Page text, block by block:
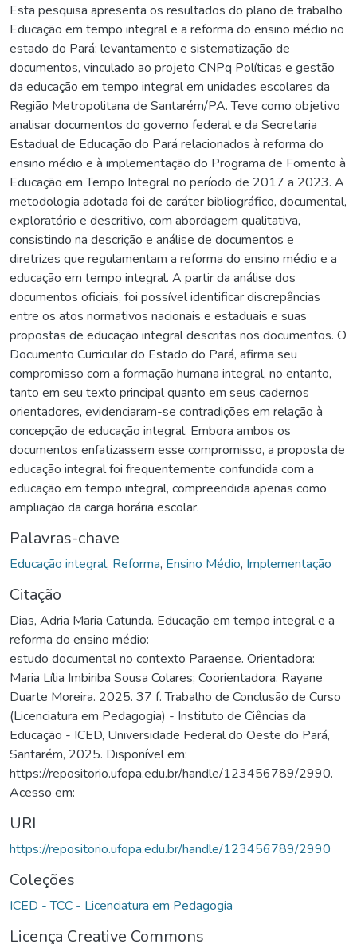
Esta pesquisa apresenta os resultados do plano de trabalho
Educação em tempo integral e a reforma do ensino médio no
estado do Pará: levantamento e sistematização de
documentos, vinculado ao projeto CNPq Políticas e gestão
da educação em tempo integral em unidades escolares da
Região Metropolitana de Santarém/PA. Teve como objetivo
analisar documentos do governo federal e da Secretaria
Estadual de Educação do Pará relacionados à reforma do
ensino médio e à implementação do Programa de Fomento à
Educação em Tempo Integral no período de 2017 a 2023. A
metodologia adotada foi de caráter bibliográfico, documental,
exploratório e descritivo, com abordagem qualitativa,
consistindo na descrição e análise de documentos e
diretrizes que regulamentam a reforma do ensino médio e a
educação em tempo integral. A partir da análise dos
documentos oficiais, foi possível identificar discrepâncias
entre os atos normativos nacionais e estaduais e suas
propostas de educação integral descritas nos documentos. O
Documento Curricular do Estado do Pará, afirma seu
compromisso com a formação humana integral, no entanto,
tanto em seu texto principal quanto em seus cadernos
orientadores, evidenciaram-se contradições em relação à
concepção de educação integral. Embora ambos os
documentos enfatizassem esse compromisso, a proposta de
educação integral foi frequentemente confundida com a
educação em tempo integral, compreendida apenas como
ampliação da carga horária escolar.
Palavras-chave
Educação integral, Reforma, Ensino Médio, Implementação
Citação
Dias, Adria Maria Catunda. Educação em tempo integral e a
reforma do ensino médio:
estudo documental no contexto Paraense. Orientadora:
Maria Lília Imbiriba Sousa Colares; Coorientadora: Rayane
Duarte Moreira. 2025. 37 f. Trabalho de Conclusão de Curso
(Licenciatura em Pedagogia) - Instituto de Ciências da
Educação - ICED, Universidade Federal do Oeste do Pará,
Santarém, 2025. Disponível em:
https://repositorio.ufopa.edu.br/handle/123456789/2990.
Acesso em:
URI
https://repositorio.ufopa.edu.br/handle/123456789/2990
Coleções
ICED - TCC - Licenciatura em Pedagogia
Licença Creative Commons